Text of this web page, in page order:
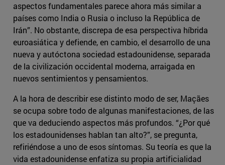
aspectos fundamentales parece ahora más similar a
países como India o Rusia o incluso la República de
Irán”. No obstante, discrepa de esa perspectiva híbrida
euroasiática y defiende, en cambio, el desarrollo de una
nueva y autóctona sociedad estadounidense, separada
de la civilización occidental moderna, arraigada en
nuevos sentimientos y pensamientos.
A la hora de describir ese distinto modo de ser, Maçães
se ocupa sobre todo de algunas manifestaciones, de las
que va deduciendo aspectos más profundos. “¿Por qué
los estadounidenses hablan tan alto?”, se pregunta,
refiriéndose a uno de esos síntomas. Su teoría es que la
vida estadounidense enfatiza su propia artificialidad